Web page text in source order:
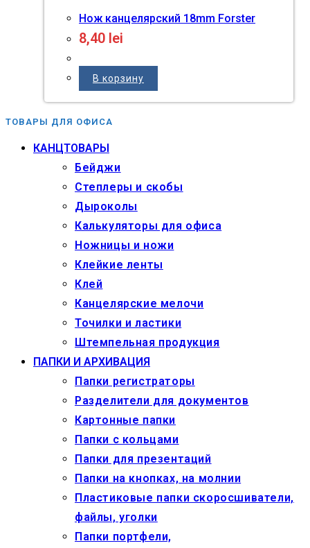
Нож канцелярский 18mm Forster
8,40 lei
В корзину
ТОВАРЫ ДЛЯ ОФИСА
КАНЦТОВАРЫ
Бейджи
Степлеры и скобы
Дыроколы
Калькуляторы для офиса
Ножницы и ножи
Клейкие ленты
Клей
Канцелярские мелочи
Точилки и ластики
Штемпельная продукция
ПАПКИ И АРХИВАЦИЯ
Папки регистраторы
Разделители для документов
Картонные папки
Папки с кольцами
Папки для презентаций
Папки на кнопках, на молнии
Пластиковые папки скоросшиватели,
файлы, уголки
Папки портфели,